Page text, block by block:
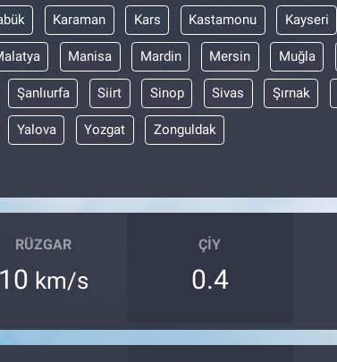
Karaman Kars Kastamonu Kayseri
Manisa Mardin Mersin Muğla
Şanlıurfa Siirt Sinop Sivas Şırnak
Yalova Yozgat Zonguldak
RÜZGAR
10 km/s
ÇIY
0.4